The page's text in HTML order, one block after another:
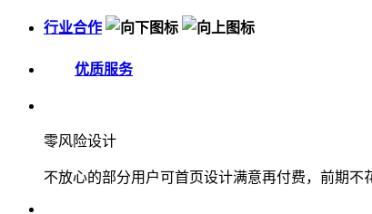
行业合作
优质服务
零风险设计
不放心的部分用户可首页设计满意再付费，前期不